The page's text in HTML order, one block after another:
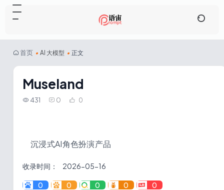
首页 • AI 大模型 • 正文
Museland
431 0 0
沉浸式AI角色扮演产品
收录时间： 2026-05-16
0 0 0 0 0